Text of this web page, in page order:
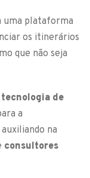
uma plataforma
os itinerários
que não seja
tecnologia de
a
na
consultores